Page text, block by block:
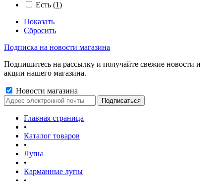
Есть (1)
Показать
Сбросить
Подписка на новости магазина
Подпишитесь на рассылку и получайте свежие новости и
акции нашего магазина.
Новости магазина
Главная страница
•
Каталог товаров
•
Лупы
•
Карманные лупы